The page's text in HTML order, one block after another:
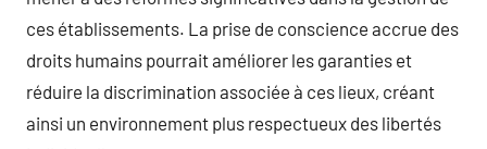
ces établissements. La prise de conscience accrue des
droits humains pourrait améliorer les garanties et
réduire la discrimination associée à ces lieux, créant
ainsi un environnement plus respectueux des libertés